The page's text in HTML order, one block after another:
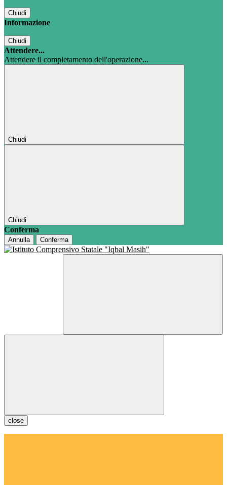
Chiudi
Informazione
Chiudi
Attendere...
Attendere il completamento dell'operazione...
Chiudi
Chiudi
Conferma
Annulla Conferma
close